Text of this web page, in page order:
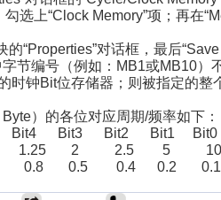
勾选上“Clock Memory”项；再在
的“Properties”对话框，最后
节编号（例如：MB1或MB10
时钟Bit位存储器；则被指定的
）的各位对应周期/频率如下：
Bit4 Bit3 Bit2 Bit1
1 1.25 2 2.5 5 10
0.8 0.5 0.4 0.2 0.1